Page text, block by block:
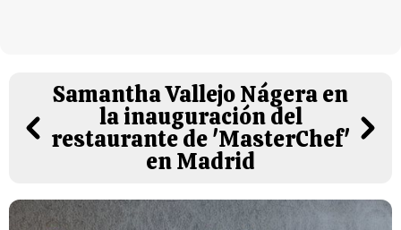
Samantha Vallejo Nágera en
la inauguración del
restaurante de 'MasterChef'
en Madrid